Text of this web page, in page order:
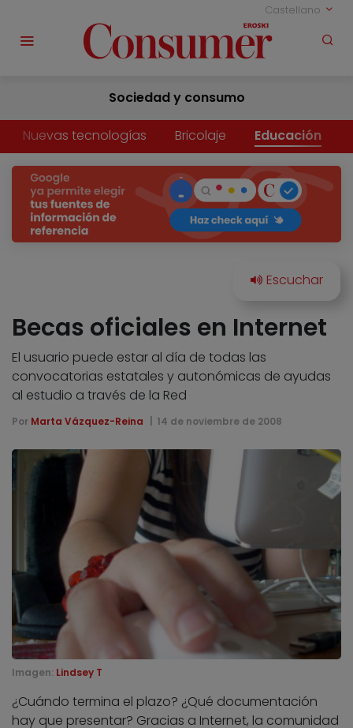
Castellano
Sociedad y consumo
Nuevas tecnologías Bricolaje Educación
Becas oficiales en Internet
El usuario puede estar al día de todas las
convocatorias estatales y autonómicas de ayudas
al estudio a través de la Red
Por Marta Vázquez-Reina 14 de noviembre de 2008
Imagen: Lindsey T
¿Cuándo termina el plazo? ¿Qué documentación
hay que presentar? Gracias a Internet, la comunidad